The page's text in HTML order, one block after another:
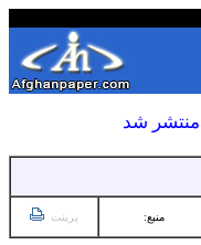
منتشر شد
منبع: پرینت